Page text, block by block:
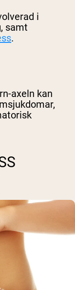
i
samt
.
axeln kan